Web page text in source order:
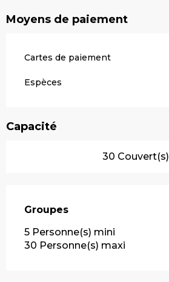
Moyens de paiement
Cartes de paiement
Espèces
Capacité
30 Couvert(s)
Groupes
Groupes
5 Personne(s) mini
30 Personne(s) maxi